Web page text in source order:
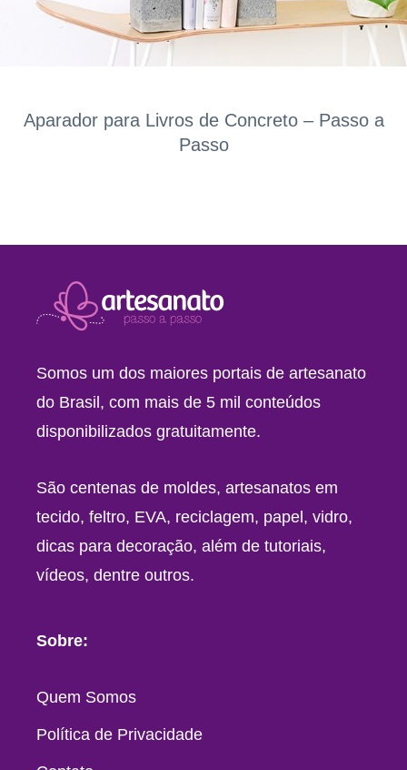
Aparador para Livros de Concreto – Passo a
Passo
Somos um dos maiores portais de artesanato
do Brasil, com mais de 5 mil conteúdos
disponibilizados gratuitamente.
São centenas de moldes, artesanatos em
tecido, feltro, EVA, reciclagem, papel, vidro,
dicas para decoração, além de tutoriais,
vídeos, dentre outros.
Sobre:
Quem Somos
Política de Privacidade